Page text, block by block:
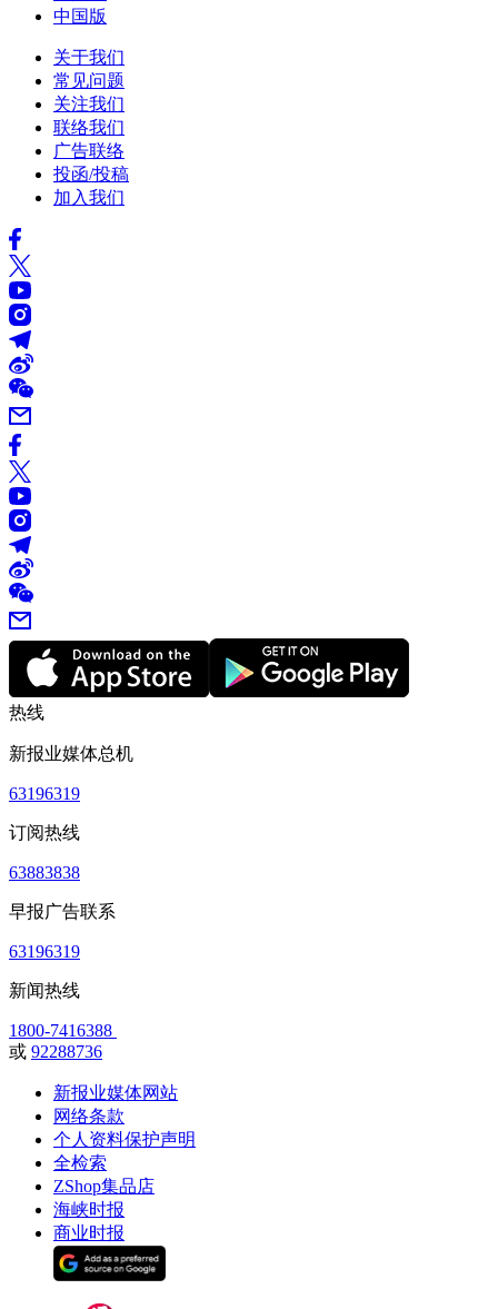
中国版
关于我们
常见问题
关注我们
联络我们
广告联络
投函/投稿
加入我们
热线
新报业媒体总机
63196319
订阅热线
63883838
早报广告联系
63196319
新闻热线
1800-7416388
或 92288736
新报业媒体网站
网络条款
个人资料保护声明
全检索
ZShop集品店
海峡时报
商业时报